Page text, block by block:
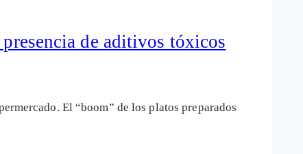
de aditivos tóxicos
El “boom” de los platos preparados